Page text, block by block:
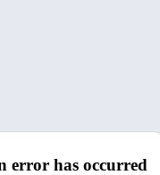
error has occurred